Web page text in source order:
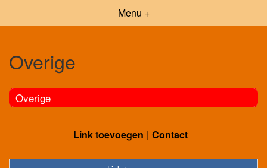
Menu +
Overige
Overige
Link toevoegen Contact